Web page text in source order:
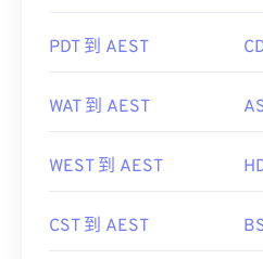
PDT 到 AEST
WAT 到 AEST
WEST 到 AEST
CST 到 AEST